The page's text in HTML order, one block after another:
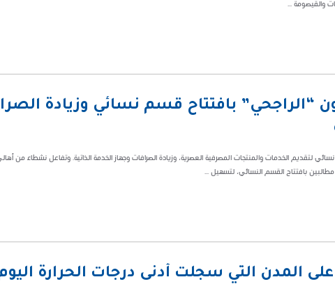
والقيصومة ...
“الراجحي” بافتتاح قسم نسائي وزيادة
لتقديم الخدمات والمنتجات المصرفية العصرية، وزيادة الصرافات وجهاز الخدمة الذاتية. وتفاعل نشطاء من
بافتتاح القسم النسائي، لتسهيل ...
المدن التي سجلت أدنى درجات الحرارة